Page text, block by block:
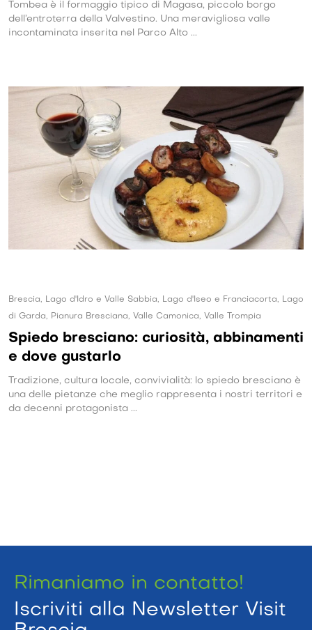
Tombea è il formaggio tipico di Magasa, piccolo borgo
dell’entroterra della Valvestino. Una meravigliosa valle
incontaminata inserita nel Parco Alto ...
Brescia, Lago d'Idro e Valle Sabbia, Lago d'Iseo e Franciacorta, Lago
di Garda, Pianura Bresciana, Valle Camonica, Valle Trompia
Spiedo bresciano: curiosità, abbinamenti
e dove gustarlo
Tradizione, cultura locale, convivialità: lo spiedo bresciano è
una delle pietanze che meglio rappresenta i nostri territori e
da decenni protagonista ...
Rimaniamo in contatto!
Iscriviti alla Newsletter Visit